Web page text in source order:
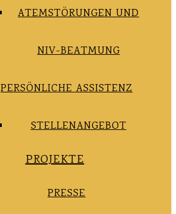
ATEMSTÖRUNGEN UND
NIV-BEATMUNG
PERSÖNLICHE ASSISTENZ
STELLENANGEBOT
PROJEKTE
PRESSE